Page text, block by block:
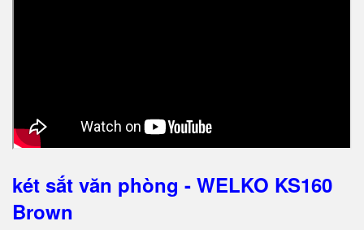
két sắt văn phòng - WELKO KS160
Brown